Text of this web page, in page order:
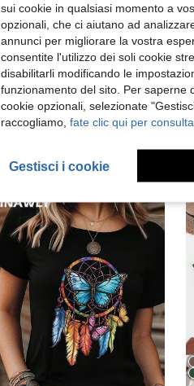
Visualizza Altre Recensioni
sui cookie in qualsiasi momento a
opzionali, che ci aiutano ad
annunci per migliorare la vostra
consentite l'utilizzo dei soli cookie
disabilitarli modificando le
funzionamento del sito. Per saperne
cookie opzionali, selezionate
raccogliamo, fate clic qui per
Gestisci i cookie